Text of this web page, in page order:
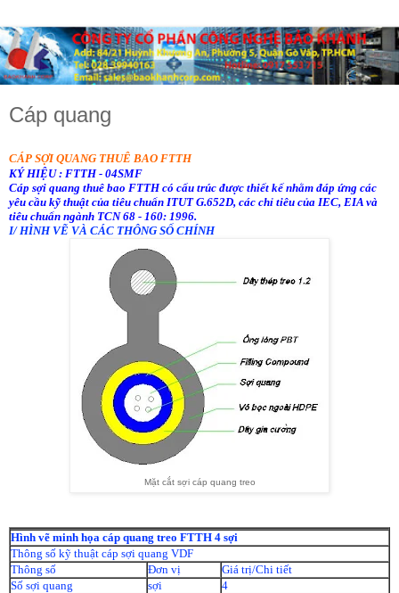
Cáp quang
CÁP SỢI QUANG THUÊ BAO FTTH
KÝ HIỆU : FTTH - 04SMF
Cáp sợi quang thuê bao FTTH có cấu trúc được thiết kế nhằm đáp ứng các
yêu cầu kỹ thuật của tiêu chuẩn ITUT G.652D, các chỉ tiêu của IEC, EIA và
tiêu chuẩn ngành TCN 68 - 160: 1996.
I/ HÌNH VẼ VÀ CÁC THÔNG SỐ CHÍNH
Mặt cắt sợi cáp quang treo
Hình vẽ minh họa cáp quang treo FTTH 4 sợi
Thông số kỹ thuật cáp sợi quang VDF
Thông số
Đơn vị
Giá trị/Chi tiết
Số sợi quang
sợi
4